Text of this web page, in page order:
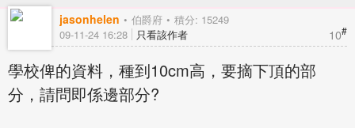
jasonhelen 伯爵府 積分: 15249
10#
09-11-24 16:28 只看該作者
學校俾的資料，種到10cm高，要摘下頂的部
分，請問即係邊部分?